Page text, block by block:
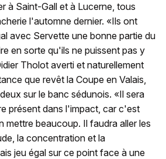
à Saint-Gall et à Lucerne, tous
l'automne dernier. «Ils ont
avec Servette une bonne partie du
en sorte qu'ils ne puissent pas y
Tholot averti et naturellement
que revêt la Coupe en Valais,
sur le banc sédunois. «Il sera
présent dans l'impact, car c'est
mettre beaucoup. Il faudra aller les
la concentration et la
jeu égal sur ce point face à une